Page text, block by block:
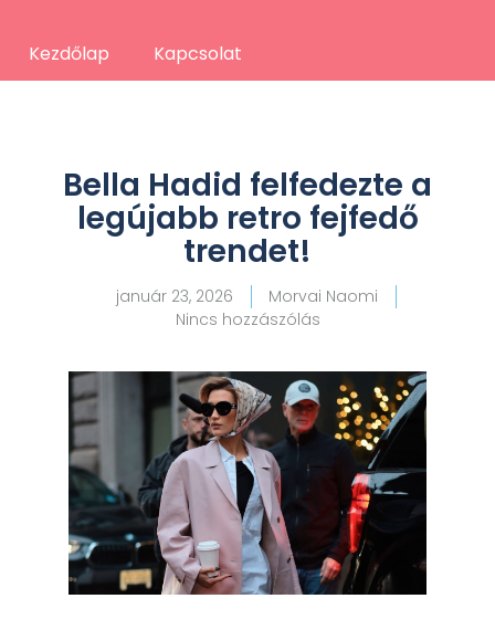
Kezdőlap Kapcsolat
Bella Hadid felfedezte a
legújabb retro fejfedő
trendet!
január 23, 2026
Morvai Naomi
Nincs hozzászólás